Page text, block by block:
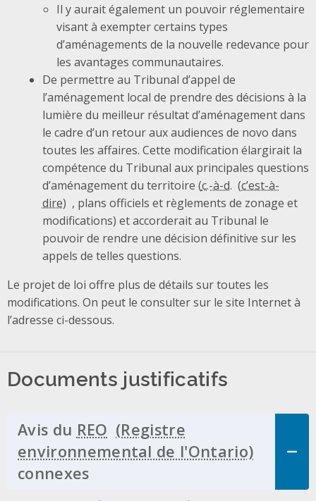
Il y aurait également un pouvoir réglementaire
visant à exempter certains types
d’aménagements de la nouvelle redevance pour
les avantages communautaires.
De permettre au Tribunal d’appel de
l’aménagement local de prendre des décisions à la
lumière du meilleur résultat d’aménagement dans
le cadre d’un retour aux audiences de novo dans
toutes les affaires. Cette modification élargirait la
compétence du Tribunal aux principales questions
d’aménagement du territoire (c.-à-d.
, plans officiels et règlements de zonage et
modifications) et accorderait au Tribunal le
pouvoir de rendre une décision définitive sur les
appels de telles questions.
Le projet de loi offre plus de détails sur toutes les
modifications. On peut le consulter sur le site Internet à
l’adresse ci-dessous.
Documents justificatifs
Avis du REO
connexes